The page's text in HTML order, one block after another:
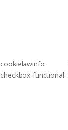
cookielawinfo-
checkbox-functional